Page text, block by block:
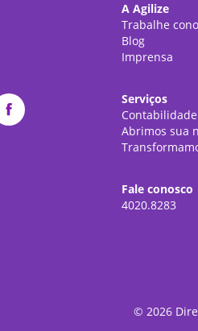
A Agilize
Trabalhe
Blog
Imprensa
Serviços
Abrimos sua
Fale conosco
4020.8283
© 2026